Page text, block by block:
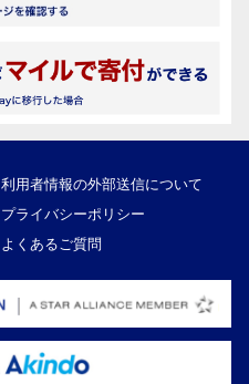
利用者情報の外部送信について
プライバシーポリシー
よくあるご質問